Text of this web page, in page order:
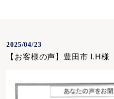
2025/04/23
【お客様の声】豊田市 I.H様